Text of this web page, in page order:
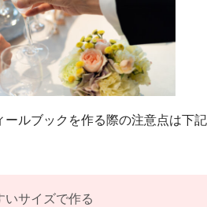
ールブックを作る際の注意点は下記
サイズで作る